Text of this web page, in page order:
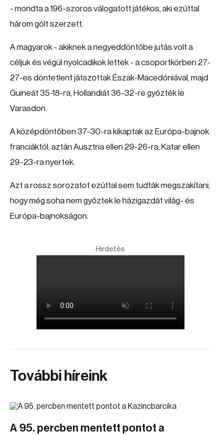
- mondta a 196-szoros válogatott játékos, aki ezúttal
három gólt szerzett.
A magyarok - akiknek a negyeddöntőbe jutás volt a
céljuk és végül nyolcadikok lettek - a csoportkörben 27-
27-es döntetlent játszottak Észak-Macedóniával, majd
Guineát 35-18-ra, Hollandiát 36-32-re győzték le
Varasdon.
A középdöntőben 37-30-ra kikaptak az Európa-bajnok
franciáktól, aztán Ausztria ellen 29-26-ra, Katar ellen
29-23-ra nyertek.
Azt a rossz sorozatot ezúttal sem tudták megszakítani,
hogy még soha nem győztek le házigazdát világ- és
Európa-bajnokságon.
Hirdetés
További híreink
A 95. percben mentett pontot a